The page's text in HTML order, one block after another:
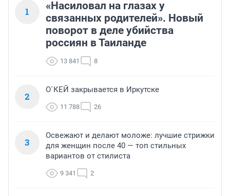
1
«Насиловал на глазах у
связанных родителей». Новый
поворот в деле убийства
россиян в Таиланде
13 841 8
2
О`КЕЙ закрывается в Иркутске
11 788 26
3
Освежают и делают моложе: лучшие стрижки
для женщин после 40 — топ стильных
вариантов от стилиста
9 341 2